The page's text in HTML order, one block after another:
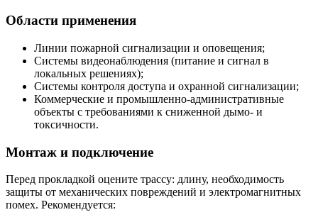
Области применения
Линии пожарной сигнализации и оповещения;
Системы видеонаблюдения (питание и сигнал в
локальных решениях);
Системы контроля доступа и охранной сигнализации;
Коммерческие и промышленно-административные
объекты с требованиями к сниженной дымо- и
токсичности.
Монтаж и подключение
Перед прокладкой оцените трассу: длину, необходимость
защиты от механических повреждений и электромагнитных
помех. Рекомендуется: